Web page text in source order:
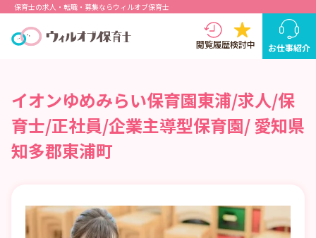
保育士の求人・転職・募集ならウィルオブ保育士
閲覧履歴検討中 お仕事紹介
イオンゆめみらい保育園東浦/求人/保
育士/正社員/企業主導型保育園/ 愛知県
知多郡東浦町